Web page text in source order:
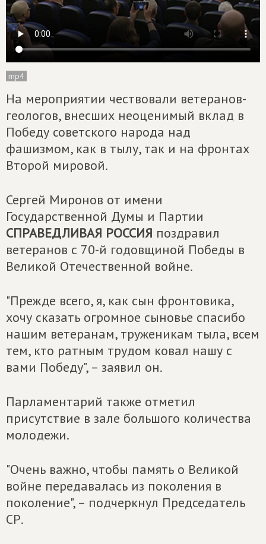
mp4
На мероприятии чествовали ветеранов-
геологов, внесших неоценимый вклад в
Победу советского народа над
фашизмом, как в тылу, так и на фронтах
Второй мировой.
Сергей Миронов от имени
Государственной Думы и Партии
СПРАВЕДЛИВАЯ РОССИЯ поздравил
ветеранов с 70-й годовщиной Победы в
Великой Отечественной войне.
"Прежде всего, я, как сын фронтовика,
хочу сказать огромное сыновье спасибо
нашим ветеранам, труженикам тыла, всем
тем, кто ратным трудом ковал нашу с
вами Победу", – заявил он.
Парламентарий также отметил
присутствие в зале большого количества
молодежи.
"Очень важно, чтобы память о Великой
войне передавалась из поколения в
поколение", – подчеркнул Председатель
СР.